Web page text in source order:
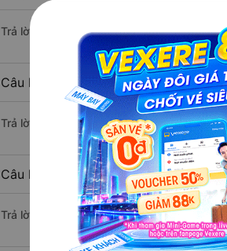
Trả lời: Đoạn đường đi Chư Păh - Gia Lai
Câu hỏi: Mỗi ngày có bao nhiêu
Trả lời: Trung bình mỗi ngày có khoảng
Câu hỏi: Nhà xe đi Quận 5 - Sài Gòn
Trả lời: Chuyến xe có giờ xuất phát sớm